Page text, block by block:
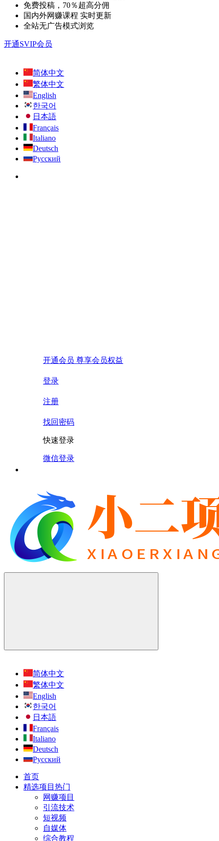
免费投稿，70％超高分佣
国内外网赚课程 实时更新
全站无广告模式浏览
开通SVIP会员
简体中文
繁体中文
English
한국어
日本語
Français
Italiano
Deutsch
Русский
开通会员 尊享会员权益
登录
注册
找回密码
快速登录
微信登录
简体中文
繁体中文
English
한국어
日本語
Français
Italiano
Deutsch
Русский
首页
精选项目 热门
网赚项目
引流技术
短视频
自媒体
综合教程